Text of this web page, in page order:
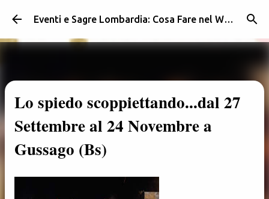
Passa ai contenuti principali Eventi e Sagre Lombardia: Cosa Fare nel Weekend | Weekendidea
Lo spiedo scoppiettando...dal 27
Settembre al 24 Novembre a
Gussago (Bs)